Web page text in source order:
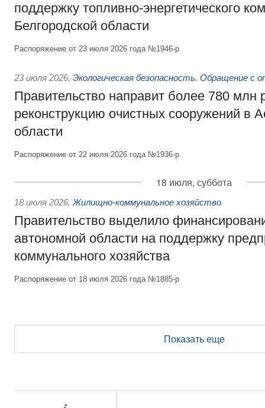
поддержку топливно-энергетического
Белгородской области
Распоряжение от 23 июля 2026 года №1946-р
23 июля 2026, Экологическая безопасность. Обращение с
Правительство направит более 780 млн
реконструкцию очистных сооружений в
области
Распоряжение от 22 июля 2026 года №1936-р
18 июля, суббота
18 июля 2026, Жилищно-коммунальное хозяйство
Правительство выделило
автономной области на поддержку
коммунального хозяйства
Распоряжение от 18 июля 2026 года №1885-р
Показать еще